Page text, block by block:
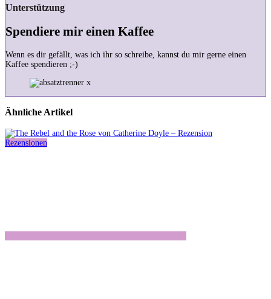
Unterstützung
Spendiere mir einen Kaffee
Wenn es dir gefällt, was ich ihr so schreibe, kannst du mir gerne einen
Kaffee spendieren ;-)
Ähnliche Artikel
Rezensionen